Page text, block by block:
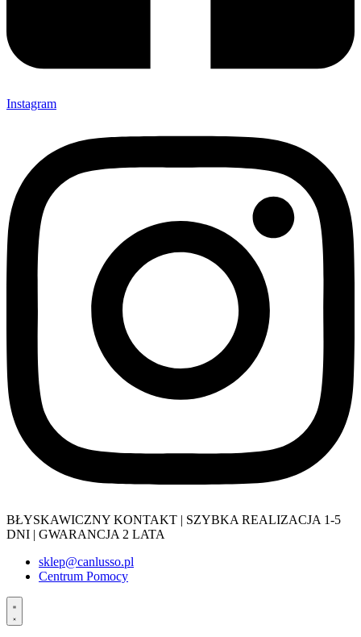
Instagram
BŁYSKAWICZNY KONTAKT | SZYBKA REALIZACJA 1-5
DNI | GWARANCJA 2 LATA
sklep@canlusso.pl
Centrum Pomocy